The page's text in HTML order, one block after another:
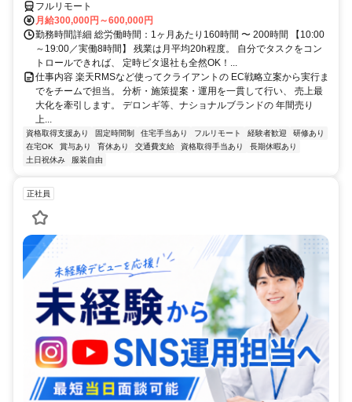
フルリモート
月給300,000円～600,000円
勤務時間詳細 総労働時間：1ヶ月あたり160時間 〜 200時間 【10:00
～19:00／実働8時間】 残業は月平均20h程度。 自分でタスクをコン
トロールできれば、 定時ピタ退社も全然OK！...
仕事内容 楽天RMSなど使ってクライアントの EC戦略立案から実行ま
でをチームで担当。 分析・施策提案・運用を一貫して行い、 売上最
大化を牽引します。 デロンギ等、ナショナルブランドの 年間売り
上...
資格取得支援あり 固定時間制 住宅手当あり フルリモート 経験者歓迎
研修あり
在宅OK
賞与あり 育休あり 交通費支給 資格取得手当あり
長期休暇あり
土日祝休み
服装自由
正社員